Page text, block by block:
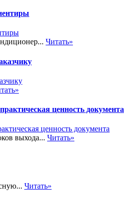
Читать»
ценность документа
выхода... Читать»
Читать»